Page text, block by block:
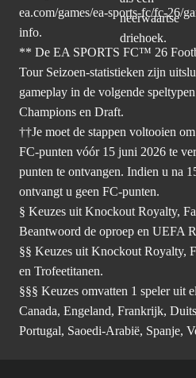
ea.com/games/ea-sports-fc/fc-26/
info.
** De EA SPORTS FC™ 26
Tour Seizoen-statistieken zijn
gameplay in de volgende
Champions en Draft.
††Je moet de stappen voltooien
FC-punten vóór 15 juni 2026 te
punten te ontvangen. Indien u na
ontvangt u geen FC-punten.
§ Keuzes uit Knockout Royalty,
Beantwoord de oproep en UEFA
§§ Keuzes uit Knockout Royalty,
en Trofeetitanen.
§§§ Keuzes omvatten 1 speler uit
Canada, Engeland, Frankrijk,
Portugal, Saoedi-Arabië, Spanje,